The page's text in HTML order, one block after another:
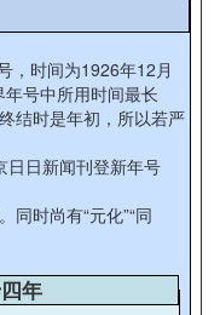
，时间为1926年12月
号中所用时间最长
结时是年初，所以若严
日日新闻刊登新年号
同时尚有“元化”“同
年